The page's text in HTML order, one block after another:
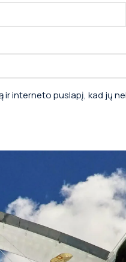
interneto puslapį, kad jų